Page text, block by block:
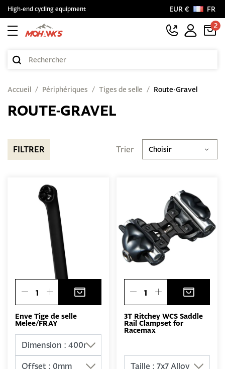
High-end cycling equipment EUR €
FR
2
Accueil Périphériques Tiges de selle Route-Gravel
ROUTE-GRAVEL
FILTRER Trier Choisir
Enve Tige de selle
Melee/FRAY
3T Ritchey WCS Saddle
Rail Clampset for
Racemax